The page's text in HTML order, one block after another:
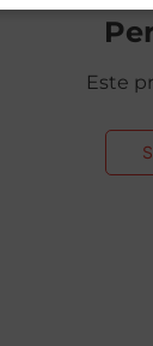
Este